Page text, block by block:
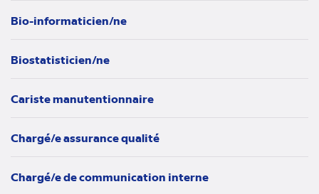
Bio-informaticien/ne
Biostatisticien/ne
Cariste manutentionnaire
Chargé/e assurance qualité
Chargé/e de communication interne